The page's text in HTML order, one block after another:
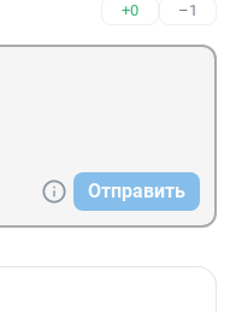
+0 –1
Отправить